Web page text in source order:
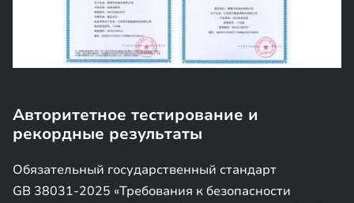
Авторитетное тестирование и
рекордные результаты
Обязательный государственный стандарт
GB 38031-2025 «Требования к безопасности